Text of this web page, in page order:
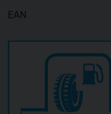
EAN